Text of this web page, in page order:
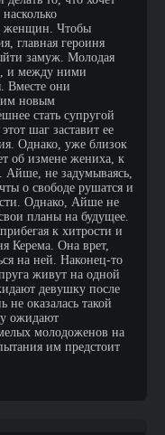
женщин. Чтобы
главная героиня
замуж. Молодая
и между ними
Вместе они
новым
стать супругой
шаг заставит ее
Однако, уже близок
об измене жениха, к
Айше, не задумываясь,
о свободе рушатся и
Однако, Айше не
свои планы на будущее.
к хитрости и
Керема. Она врет,
на ней. Наконец-то
живут на одной
девушку после
не оказалась такой
ожидают
молодоженов на
им предстоит